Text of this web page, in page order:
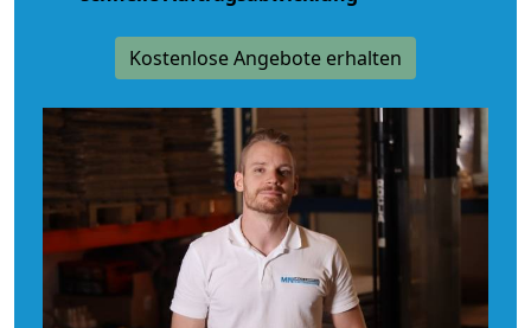
Kostenlose Angebote erhalten